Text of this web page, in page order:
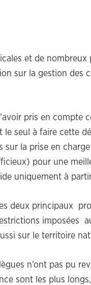
et de nombreux
sur la gestion des
pris en compte
seul à faire cette
sur la prise en
pour une
uniquement à partir
deux principaux
imposées
sur le territoire
n’ont pas pu
sont les plus